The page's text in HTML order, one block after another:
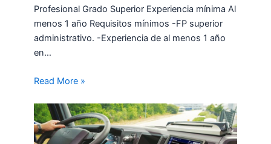
Profesional Grado Superior Experiencia mínima Al
menos 1 año Requisitos mínimos -FP superior
administrativo. -Experiencia de al menos 1 año
en…
Read More »